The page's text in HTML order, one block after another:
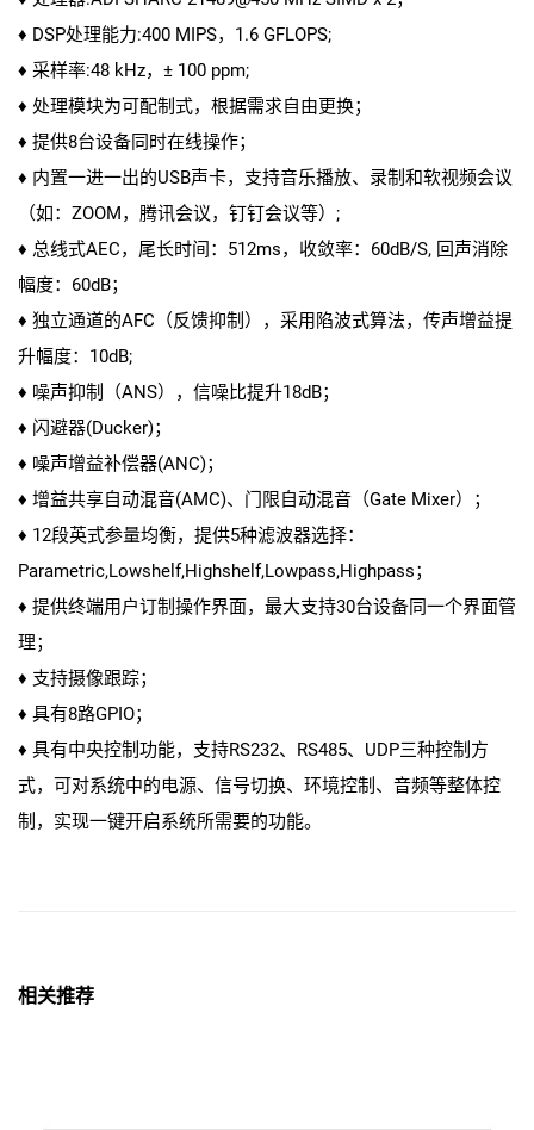
♦ DSP处理能力:400 MIPS，1.6 GFLOPS;
♦ 采样率:48 kHz，± 100 ppm;
♦ 处理模块为可配制式，根据需求自由更换；
♦ 提供8台设备同时在线操作；
♦ 内置一进一出的USB声卡，支持音乐播放、录制和软视频会议
（如：ZOOM，腾讯会议，钉钉会议等）;
♦ 总线式AEC，尾长时间：512ms，收敛率：60dB/S, 回声消除
幅度：60dB；
♦ 独立通道的AFC（反馈抑制），采用陷波式算法，传声增益提
升幅度：10dB;
♦ 噪声抑制（ANS），信噪比提升18dB；
♦ 闪避器(Ducker)；
♦ 噪声增益补偿器(ANC)；
♦ 增益共享自动混音(AMC)、门限自动混音（Gate Mixer）；
♦ 12段英式参量均衡，提供5种滤波器选择：
Parametric,Lowshelf,Highshelf,Lowpass,Highpass；
♦ 提供终端用户订制操作界面，最大支持30台设备同一个界面管
理；
♦ 支持摄像跟踪；
♦ 具有8路GPIO；
♦ 具有中央控制功能，支持RS232、RS485、UDP三种控制方
式，可对系统中的电源、信号切换、环境控制、音频等整体控
制，实现一键开启系统所需要的功能。
相关推荐